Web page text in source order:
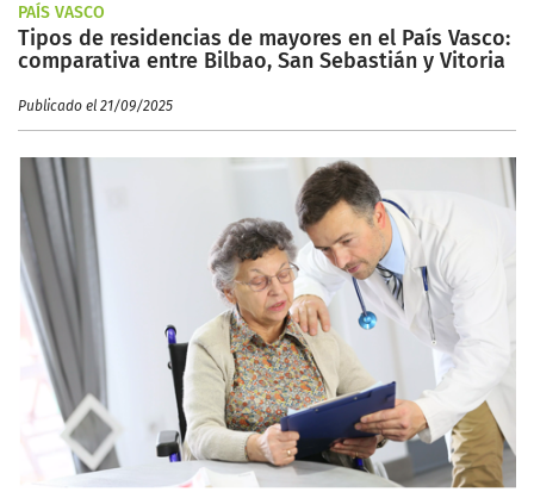
PAÍS VASCO
Tipos de residencias de mayores en el País Vasco:
comparativa entre Bilbao, San Sebastián y Vitoria
Publicado el 21/09/2025